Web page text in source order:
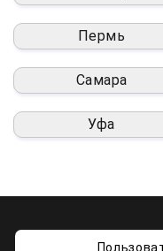
Пермь
Самара
Уфа